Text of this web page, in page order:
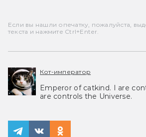
Если вы нашли опечатку, пожалуйста,
текста и нажмите Ctrl+Enter.
Кот-император
Emperor of catkind. I are
are controls the Universe.